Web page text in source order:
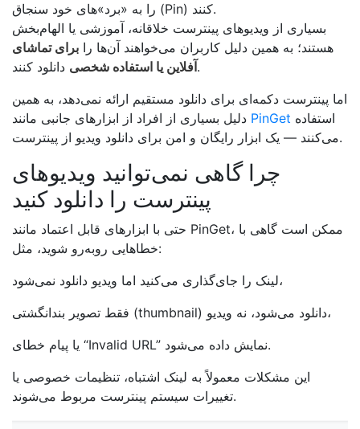
را به «برد»‌های خود سنجاق (Pin) کنند.
بسیاری از ویدیوهای پینترست خلاقانه، آموزشی یا الهام‌بخش
هستند؛ به همین دلیل کاربران می‌خواهند آن‌ها را برای تماشای
آفلاین یا استفاده شخصیدانلود کنند.
اما پینترست دکمه‌ای برای دانلود مستقیم ارائه نمی‌دهد، به همین
PinGet
می‌کنند — یک ابزار رایگان و امن برای دانلود ویدیو از پینترست.
چرا گاهی نمی‌توانید ویدیوهای
پینترست را دانلود کنید
حتی با ابزارهای قابل اعتماد مانند PinGet، ممکن است گاهی با
خطاهایی روبه‌رو شوید، مثل:
لینک را جای‌گذاری می‌کنید اما ویدیو دانلود نمی‌شود،
فقط تصویر بندانگشتی (thumbnail) دانلود می‌شود، نه ویدیو،
یا پیام خطای “Invalid URL” نمایش داده می‌شود.
این مشکلات معمولاً به لینک اشتباه، تنظیمات خصوصی یا
تغییرات سیستم پینترست مربوط می‌شوند.